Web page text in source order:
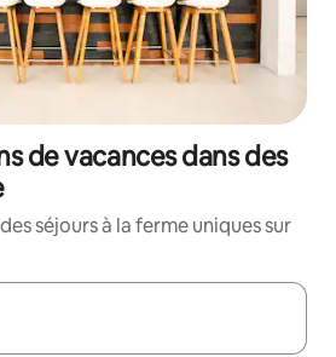
de vacances dans des
séjours à la ferme uniques sur
s'affichent, utilisez les flèches vers le